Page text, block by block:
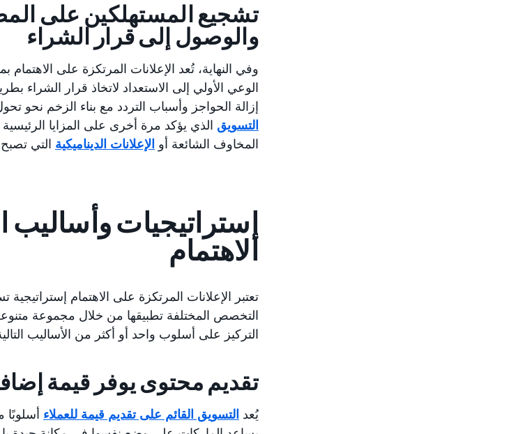
تشجيع المستهلكين على
والوصول إلى قرار الشراء
وفي النهاية، تُعد الإعلانات المرتكزة على
الوعي الأولي إلى الاستعداد لاتخاذ قرار الشراء
إزالة الحواجز وأسباب التردد مع بناء الزخم نحو
التسويق الذي يؤكد مرة أخرى على المزايا الرئيسية
المخاوف الشائعة أو الإعلانات الديناميكية التي
إستراتيجيات وأساليب
الاهتمام
تعتبر الإعلانات المرتكزة على الاهتمام
التخصص المختلفة تطبيقها من خلال مجموعة
التركيز على أسلوب واحد أو أكثر من الأساليب
تقديم محتوى يوفر قيمة
يُعد التسويق القائم على تقديم قيمة للعملاء أسلوبًا